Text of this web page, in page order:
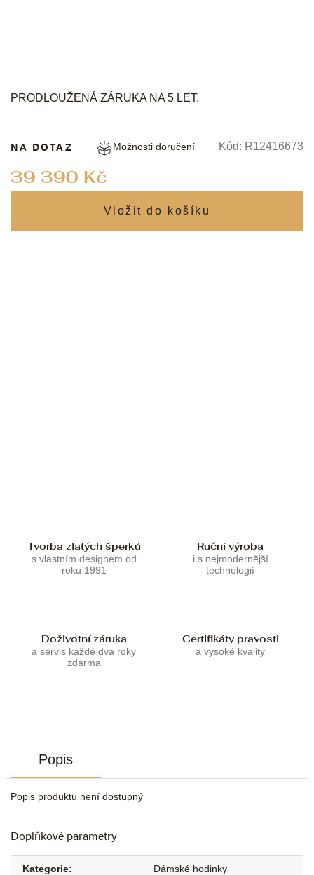
PRODLOUŽENÁ ZÁRUKA NA 5 LET.
39 390 Kč
NA DOTAZ Možnosti doručení Kód: R12416673
Tvorba zlatých šperků
s vlastním designem od
roku 1991
Ruční výroba
i s nejmodernější
technologií
Doživotní záruka
a servis každé dva roky
zdarma
Certifikáty pravosti
a vysoké kvality
Popis
Popis produktu není dostupný
Doplňkové parametry
Kategorie: Dámské hodinky